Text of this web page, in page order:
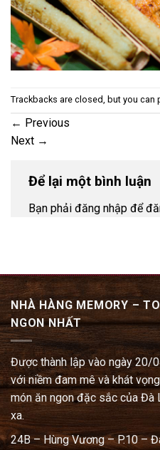
Trackbacks are closed, but you can
← Previous
Next →
Để lại một bình luận
Bạn phải đăng nhập để
NHÀ HÀNG MEMORY –
NGON NHẤT
Được thành lập vào ngày 20/
với niềm đam mê và khát
món ăn ngon đặc sắc của Đà
xa.
24B – Hùng Vương – P.10 –